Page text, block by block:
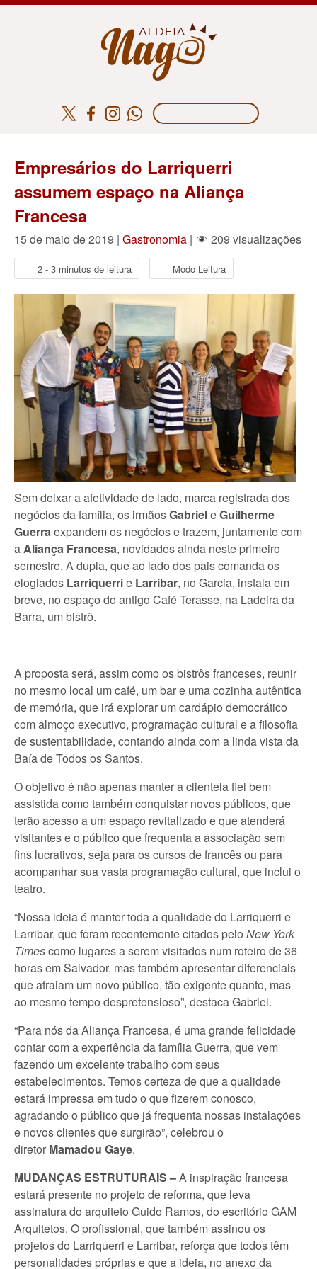
Empresários do Larriquerri
assumem espaço na Aliança
Francesa
15 de maio de 2019 | Gastronomia | 209 visualizações
2 - 3 minutos de leitura Modo Leitura
Sem deixar a afetividade de lado, marca registrada dos
negócios da família, os irmãosGabrieleGuilherme
Guerraexpandem os negócios e trazem, juntamente com
aAliança Francesa, novidades ainda neste primeiro
semestre. A dupla, que ao lado dos pais comanda os
elogiados Larriquerrie Larribar, no Garcia, instala em
breve, no espaço do antigo Café Terasse, na Ladeira da
Barra, um bistrô.
A proposta será, assim como os bistrôs franceses, reunir
no mesmo local um café, um bar e uma cozinha autêntica
de memória, que irá explorar um cardápio democrático
com almoço executivo, programação cultural e a filosofia
de sustentabilidade, contando ainda com a linda vista da
Baía de Todos os Santos.
O objetivo é não apenas manter a clientela fiel bem
assistida como também conquistar novos públicos, que
terão acesso a um espaço revitalizado e que atenderá
visitantes e o público que frequenta a associação sem
fins lucrativos, seja para os cursos de francês ou para
acompanhar sua vasta programação cultural, que inclui o
teatro.
“Nossa ideia é manter toda a qualidade do Larriquerri e
Larribar, que foram recentemente citados pelo New York
Timescomo lugares a serem visitados num roteiro de 36
horas em Salvador, mas também apresentar diferenciais
que atraiam um novo público, tão exigente quanto, mas
ao mesmo tempo despretensioso”, destaca Gabriel.
“Para nós da Aliança Francesa, é uma grande felicidade
contar com a experiência da família Guerra, que vem
fazendo um excelente trabalho com seus
estabelecimentos. Temos certeza de que a qualidade
estará impressa em tudo o que fizerem conosco,
agradando o público que já frequenta nossas instalações
e novos clientes que surgirão”, celebrou o
diretor Mamadou Gaye.
MUDANÇAS ESTRUTURAIS –A inspiração francesa
estará presente no projeto de reforma, que leva
assinatura do arquiteto Guido Ramos, do escritório GAM
Arquitetos. O profissional, que também assinou os
projetos do Larriquerri e Larribar, reforça que todos têm
personalidades próprias e que a ideia, no anexo da